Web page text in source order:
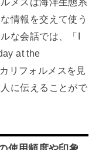
情報を交えて使う
な会話では、「I
at the
リフォルメスを見
に伝えることがで